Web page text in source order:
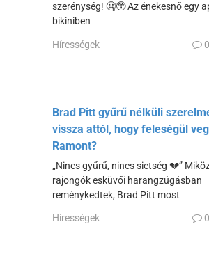
szerénység! 🤐😲 Az énekesnő egy
bikiniben
Hírességek 0
Brad Pitt gyűrű nélküli
vissza attól, hogy feleségül
Ramont?
„Nincs gyűrű, nincs sietség 💔”
rajongók esküvői harangzúgásban
reménykedtek, Brad Pitt most
Hírességek 0